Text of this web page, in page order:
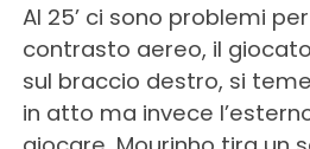
Al 25’ ci sono problemi
contrasto aereo, il
sul braccio destro, si
in atto ma invece